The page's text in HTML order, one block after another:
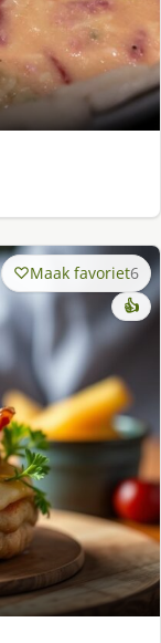
Maak favoriet6
👍